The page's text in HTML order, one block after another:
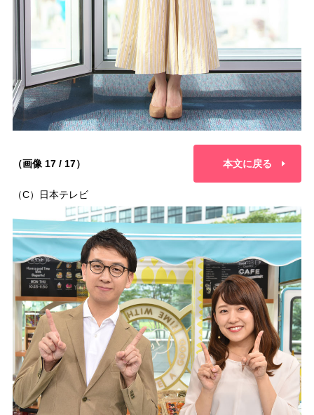
（画像 17 / 17） 本文に戻る
（C）日本テレビ